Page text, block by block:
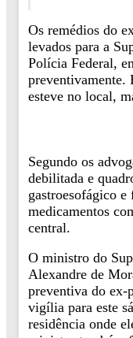
Os remédios do
levados para a
Polícia Federal,
preventivamente.
esteve no local,
Segundo os
debilitada e
gastroesofágico
medicamentos
central.
O ministro do
Alexandre de
preventiva do ex-
vigília para este
residência onde